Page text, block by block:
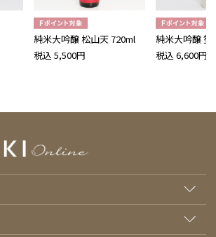
純米大吟醸 松山天 720ml
税込 5,500円
純米大吟醸 笙
税込 6,600円